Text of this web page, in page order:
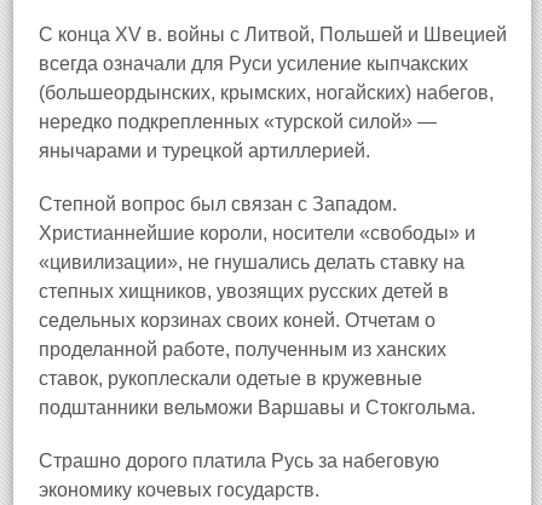
С конца XV в. войны с Литвой, Польшей и Швецией
всегда означали для Руси усиление кыпчакских
(большеордынских, крымских, ногайских) набегов,
нередко подкрепленных «турской силой» —
янычарами и турецкой артиллерией.
Степной вопрос был связан с Западом.
Христианнейшие короли, носители «свободы» и
«цивилизации», не гнушались делать ставку на
степных хищников, увозящих русских детей в
седельных корзинах своих коней. Отчетам о
проделанной работе, полученным из ханских
ставок, рукоплескали одетые в кружевные
подштанники вельможи Варшавы и Стокгольма.
Страшно дорого платила Русь за набеговую
экономику кочевых государств.